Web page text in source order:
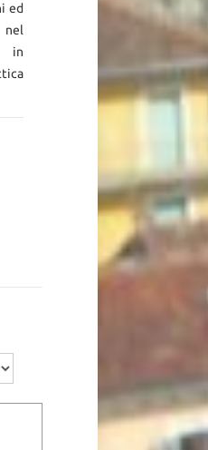
ed
in